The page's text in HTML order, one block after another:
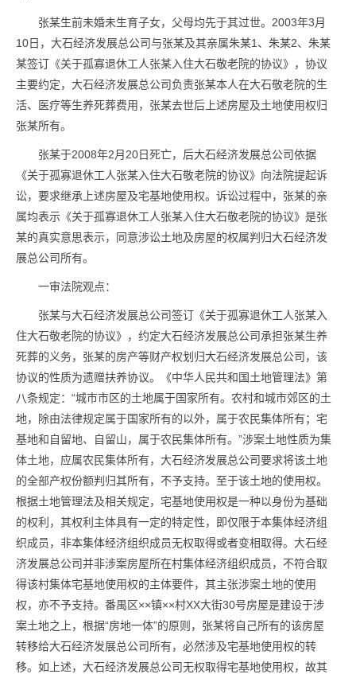
张某生前未婚未生育子女，父母均先于其过世。2003年3月
10日，大石经济发展总公司与张某及其亲属朱某1、朱某2、朱某
某签订《关于孤寡退休工人张某入住大石敬老院的协议》，协议
主要约定，大石经济发展总公司负责张某本人在大石敬老院的生
活、医疗等生养死葬费用，张某去世后上述房屋及土地使用权归
张某所有。
张某于2008年2月20日死亡，后大石经济发展总公司依据
《关于孤寡退休工人张某入住大石敬老院的协议》向法院提起诉
讼，要求继承上述房屋及宅基地使用权。诉讼过程中，张某的亲
属均表示《关于孤寡退休工人张某入住大石敬老院的协议》是张
某的真实意思表示，同意涉讼土地及房屋的权属判归大石经济发
展总公司所有。
一审法院观点：
张某与大石经济发展总公司签订《关于孤寡退休工人张某入
住大石敬老院的协议》，约定大石经济发展总公司承担张某生养
死葬的义务，张某的房产等财产权划归大石经济发展总公司，该
协议的性质为遗赠扶养协议。《中华人民共和国土地管理法》第
八条规定：“城市市区的土地属于国家所有。农村和城市郊区的土
地，除由法律规定属于国家所有的以外，属于农民集体所有；宅
基地和自留地、自留山，属于农民集体所有。”涉案土地性质为集
体土地，应属农民集体所有，大石经济发展总公司要求将该土地
的全部产权份额判归其所有，不予支持。至于该土地的使用权。
根据土地管理法及相关规定，宅基地使用权是一种以身份为基础
的权利，其权利主体具有一定的特定性，即仅限于本集体经济组
织成员，非本集体经济组织成员无权取得或者变相取得。大石经
济发展总公司并非涉案房屋所在村集体经济组织成员，不符合取
得该村集体宅基地使用权的主体要件，其主张涉案土地的使用
权，亦不予支持。番禺区××镇××村XX大街30号房屋是建设于涉
案土地之上，根据“房地一体”的原则，张某将自己所有的该房屋
转移给大石经济发展总公司所有，必然涉及宅基地使用权的转
移。如上述，大石经济发展总公司无权取得宅基地使用权，故其